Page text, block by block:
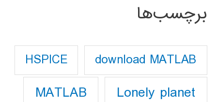
برچسب‌ها
download MATLAB
HSPICE
Lonely planet
MATLAB